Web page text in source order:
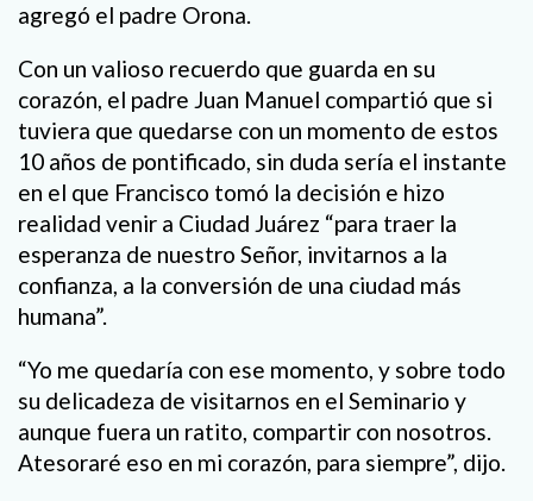
agregó el padre Orona.
Con un valioso recuerdo que guarda en su
corazón, el padre Juan Manuel compartió que si
tuviera que quedarse con un momento de estos
10 años de pontificado, sin duda sería el instante
en el que Francisco tomó la decisión e hizo
realidad venir a Ciudad Juárez “para traer la
esperanza de nuestro Señor, invitarnos a la
confianza, a la conversión de una ciudad más
humana”.
“Yo me quedaría con ese momento, y sobre todo
su delicadeza de visitarnos en el Seminario y
aunque fuera un ratito, compartir con nosotros.
Atesoraré eso en mi corazón, para siempre”, dijo.